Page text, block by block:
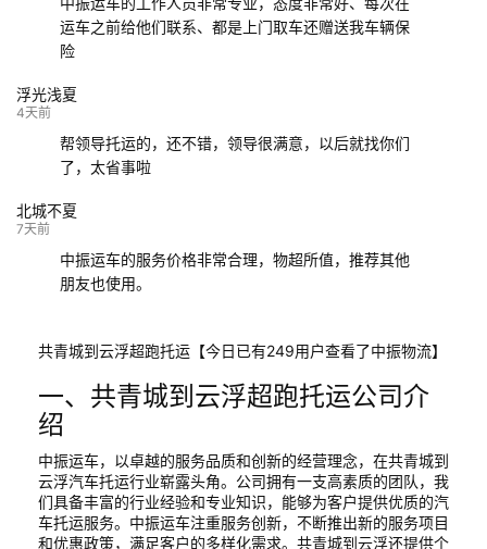
运车之前给他们联系、都是上门取车还赠送我车辆保
险
浮光浅夏
4天前
帮领导托运的，还不错，领导很满意，以后就找你们
了，太省事啦
北城不夏
7天前
中振运车的服务价格非常合理，物超所值，推荐其他
朋友也使用。
共青城到云浮超跑托运【今日已有249用户查看了中振物流】
一、共青城到云浮超跑托运公司介
绍
中振运车，以卓越的服务品质和创新的经营理念，在共青城到
云浮汽车托运行业崭露头角。公司拥有一支高素质的团队，我
们具备丰富的行业经验和专业知识，能够为客户提供优质的汽
车托运服务。中振运车注重服务创新，不断推出新的服务项目
和优惠政策，满足客户的多样化需求。共青城到云浮还提供个